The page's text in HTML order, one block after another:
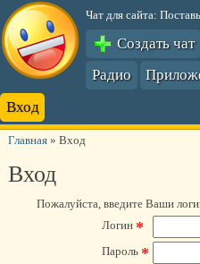
Чат для сайта:
Создать чат
Радио
Вход
Главная» Вход
Вход
Пожалуйста, введите Ваши
Логин *
Пароль *